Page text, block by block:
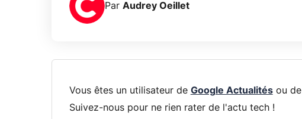
Par Audrey Oeillet
Vous êtes un utilisateur de Google Actualitésou de
Suivez-nous pour ne rien rater de l'actu tech !